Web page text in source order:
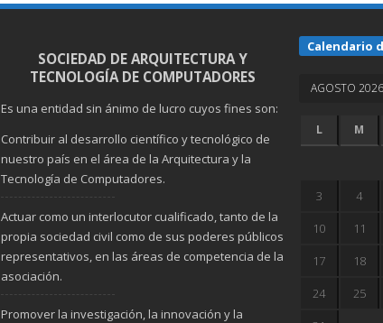
SOCIEDAD DE ARQUITECTURA Y
TECNOLOGÍA DE COMPUTADORES
Es una entidad sin ánimo de lucro cuyos fines son:
Contribuir al desarrollo científico y tecnológico de
nuestro país en el área de la Arquitectura y la
Tecnología de Computadores.
Actuar como un interlocutor cualificado, tanto de la
propia sociedad civil como de sus poderes públicos
representativos, en las áreas de competencia de la
asociación.
Promover la investigación, la innovación y la
Calendario
AGOSTO 2026
L M
3
4
10
11
17
18
24
25